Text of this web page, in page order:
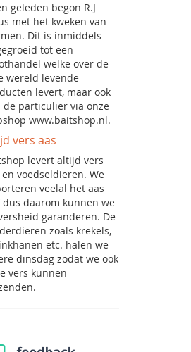
geleden begon R.J
met het kweken van
Dit is inmiddels
tot een
welke over de
wereld levende
levert, maar ook
de particulier via onze
www.baitshop.nl.
vers aas
levert altijd vers
en voedseldieren. We
veelal het aas
dus daarom kunnen we
garanderen. De
zoals krekels,
etc. halen we
dinsdag zodat we ook
vers kunnen